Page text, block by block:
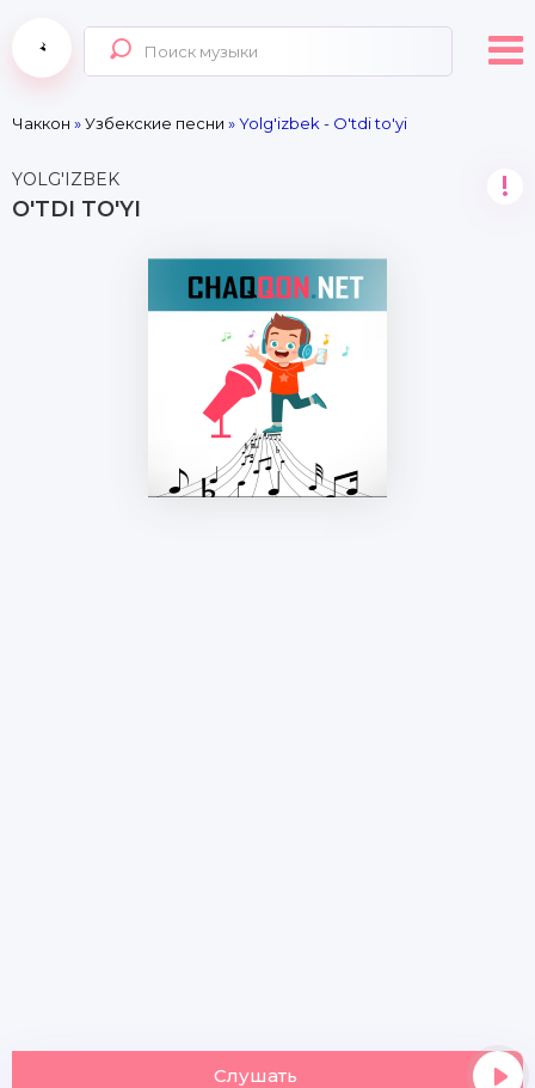
Чаккон »Узбекские песни » Yolg'izbek - O'tdi to'yi
YOLG'IZBEK
O'TDI TO'YI
!
Слушать